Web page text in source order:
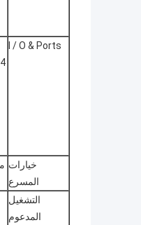
I / O & Ports
خيارات
المسرع
التشغيل
المدعوم